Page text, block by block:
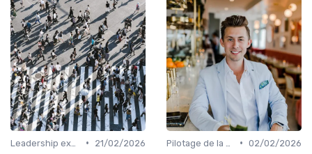
•
21/02/2026
• 02/02/2026